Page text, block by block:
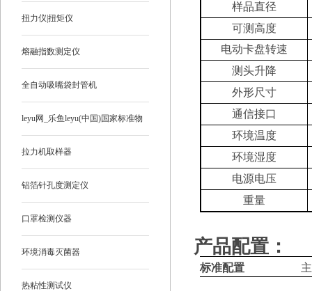
扭力仪|扭矩仪
熔融指数测定仪
全自动吸嘴袋封管机
leyu网_乐鱼leyu(中国)国家标准物
质
拉力机取样器
铝箔针孔度测定仪
口罩检测仪器
环境消毒灭菌器
热粘性测试仪
样品直径
可测高度
电动卡盘转速
测头升降
外形尺寸
通信接口
环境温度
环境湿度
电源电压
重量
产品配置：
标准配置